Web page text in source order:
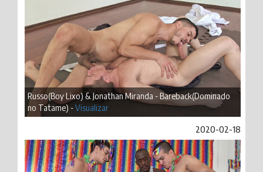
Russo(Boy Lixo) & Jonathan Miranda - Bareback(Dominado
no Tatame) -Visualizar
2020-02-18